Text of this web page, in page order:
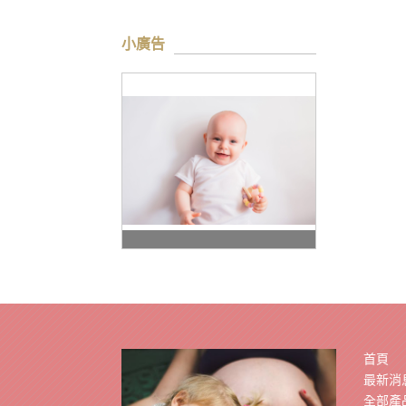
小廣告
首頁
最新消
全部產